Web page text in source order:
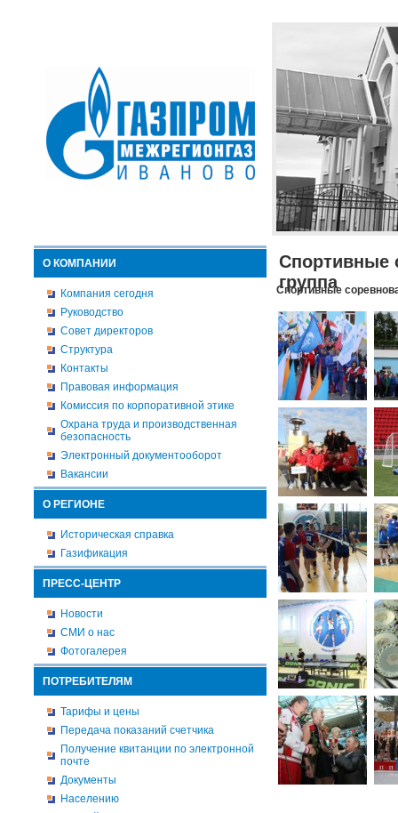
О КОМПАНИИ
Компания сегодня
Руководство
Совет директоров
Структура
Контакты
Правовая информация
Комиссия по корпоративной этике
Охрана труда и производственная
безопасность
Электронный документооборот
Вакансии
О РЕГИОНЕ
Историческая справка
Газификация
ПРЕСС-ЦЕНТР
Новости
СМИ о нас
Фотогалерея
ПОТРЕБИТЕЛЯМ
Тарифы и цены
Передача показаний счетчика
Получение квитанции по электронной
почте
Документы
Населению
Спортивные
группа
Спортивные